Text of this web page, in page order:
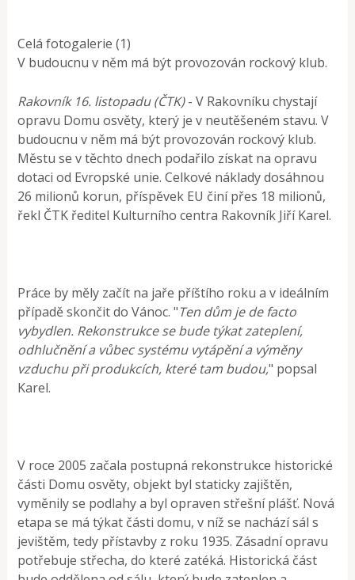
Celá fotogalerie (1)
V budoucnu v něm má být provozován rockový klub.
Rakovník 16. listopadu (ČTK)- V Rakovníku chystají
opravu Domu osvěty, který je v neutěšeném stavu. V
budoucnu v něm má být provozován rockový klub.
Městu se v těchto dnech podařilo získat na opravu
dotaci od Evropské unie. Celkové náklady dosáhnou
26 milionů korun, příspěvek EU činí přes 18 milionů,
řekl ČTK ředitel Kulturního centra Rakovník Jiří Karel.
Práce by měly začít na jaře příštího roku a v ideálním
případě skončit do Vánoc. "Ten dům je de facto
vybydlen. Rekonstrukce se bude týkat zateplení,
odhlučnění a vůbec systému vytápění a výměny
vzduchu při produkcích, které tam budou," popsal
Karel.
V roce 2005 začala postupná rekonstrukce historické
části Domu osvěty, objekt byl staticky zajištěn,
vyměnily se podlahy a byl opraven střešní plášť. Nová
etapa se má týkat části domu, v níž se nachází sál s
jevištěm, tedy přístavby z roku 1935. Zásadní opravu
potřebuje střecha, do které zatéká. Historická část